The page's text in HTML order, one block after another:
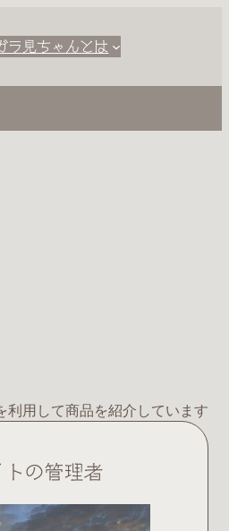
ラ見ちゃんとは
用して商品を紹介しています
トの管理者